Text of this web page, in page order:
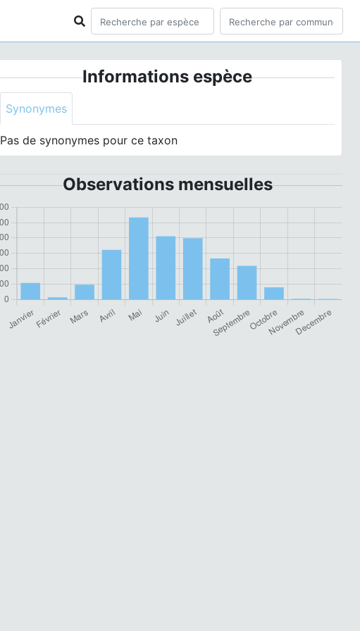
Informations espèce
Synonymes
Pas de synonymes pour ce taxon
Observations mensuelles